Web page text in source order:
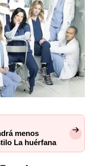
menos
La huérfana